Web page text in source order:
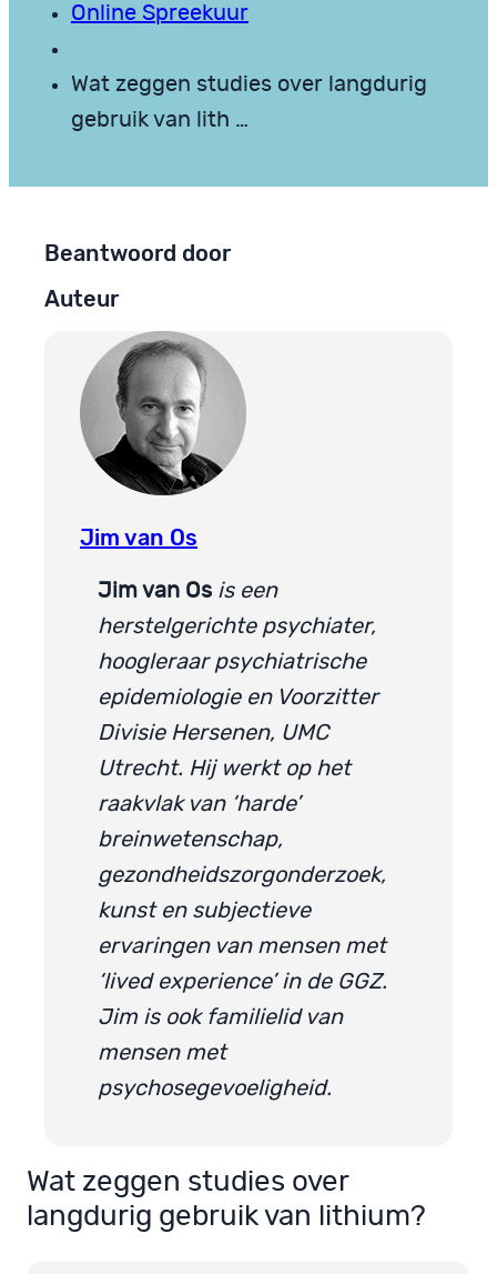
Online Spreekuur
Wat zeggen studies over langdurig
gebruik van lith …
Beantwoord door
Auteur
Jim van Os
Jim van Os is een
herstelgerichte psychiater,
hoogleraar psychiatrische
epidemiologie en Voorzitter
Divisie Hersenen, UMC
Utrecht. Hij werkt op het
raakvlak van ‘harde’
breinwetenschap,
gezondheidszorgonderzoek,
kunst en subjectieve
ervaringen van mensen met
‘lived experience’ in de GGZ.
Jim is ook familielid van
mensen met
psychosegevoeligheid.
Wat zeggen studies over
langdurig gebruik van lithium?